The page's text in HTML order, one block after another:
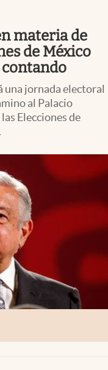
materia de
de México
contando
una jornada electoral
al Palacio
Elecciones de